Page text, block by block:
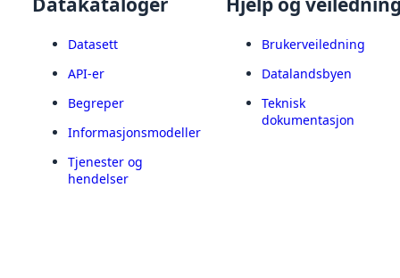
Datasett
API-er
Begreper
Informasjonsmodeller
Tjenester og
hendelser
Brukerveiledning
Datalandsbyen
Teknisk
dokumentasjon